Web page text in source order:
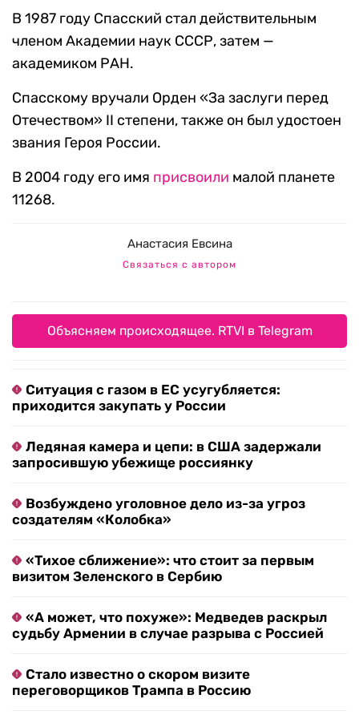
В 1987 году Спасский стал действительным
членом Академии наук СССР, затем —
академиком РАН.
Спасскому вручали Орден «За заслуги перед
Отечеством» II степени, также он был удостоен
звания Героя России.
В 2004 году его имя присвоили малой планете
11268.
Анастасия Евсина
Связаться с автором
Объясняем происходящее. RTVI в Telegram
Ситуация с газом в ЕС усугубляется:
приходится закупать у России
Ледяная камера и цепи: в США задержали
запросившую убежище россиянку
Возбуждено уголовное дело из-за угроз
создателям «Колобка»
«Тихое сближение»: что стоит за первым
визитом Зеленского в Сербию
«А может, что похуже»: Медведев раскрыл
судьбу Армении в случае разрыва с Россией
Стало известно о скором визите
переговорщиков Трампа в Россию